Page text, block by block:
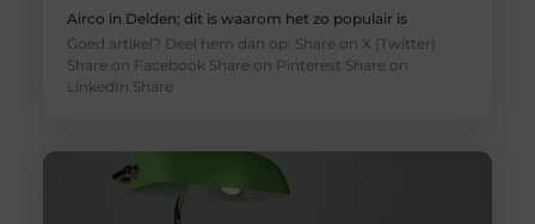
Airco in Delden; dit is waarom het zo populair is
Goed artikel? Deel hem dan op: Share on X (Twitter)
Share on Facebook Share on Pinterest Share on
LinkedIn Share